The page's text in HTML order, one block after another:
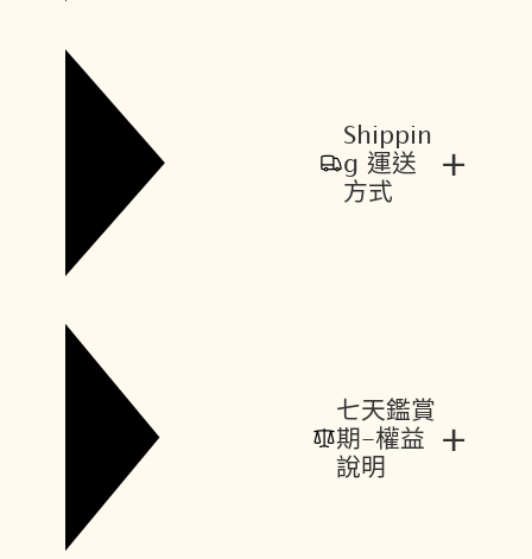
Shippin
g 運送
方式
+
七天鑑賞
期-權益
說明
+